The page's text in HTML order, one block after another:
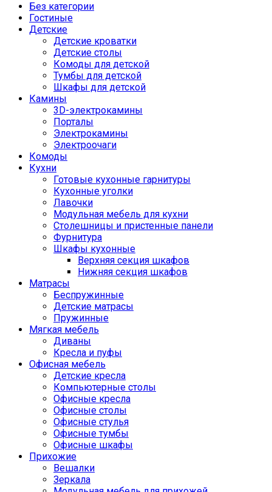
Без категории
Гостиные
Детские
Детские кроватки
Детские столы
Комоды для детской
Тумбы для детской
Шкафы для детской
Камины
3D-электрокамины
Порталы
Электрокамины
Электроочаги
Комоды
Кухни
Готовые кухонные гарнитуры
Кухонные уголки
Лавочки
Модульная мебель для кухни
Столешницы и пристенные панели
Фурнитура
Шкафы кухонные
Верхняя секция шкафов
Нижняя секция шкафов
Матрасы
Беспружинные
Детские матрасы
Пружинные
Мягкая мебель
Диваны
Кресла и пуфы
Офисная мебель
Детские кресла
Компьютерные столы
Офисные кресла
Офисные столы
Офисные стулья
Офисные тумбы
Офисные шкафы
Прихожие
Вешалки
Зеркала